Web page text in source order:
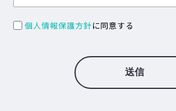
個人情報保護方針に同意する